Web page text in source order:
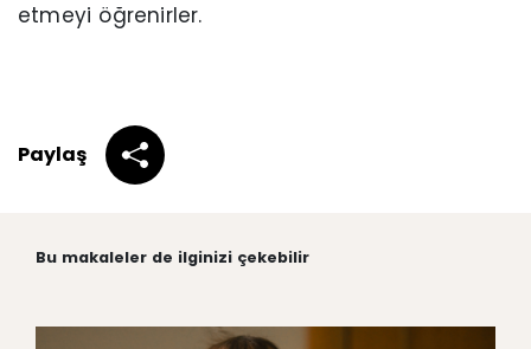
etmeyi öğrenirler.
Paylaş
Bu makaleler de ilginizi çekebilir